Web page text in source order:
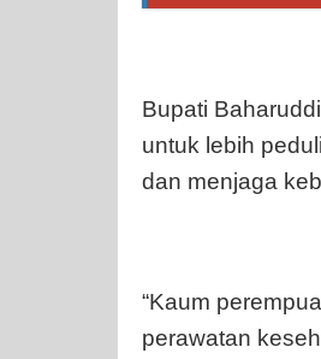
Bupati
untuk lebih
dan menjaga
“Kaum
perawatan